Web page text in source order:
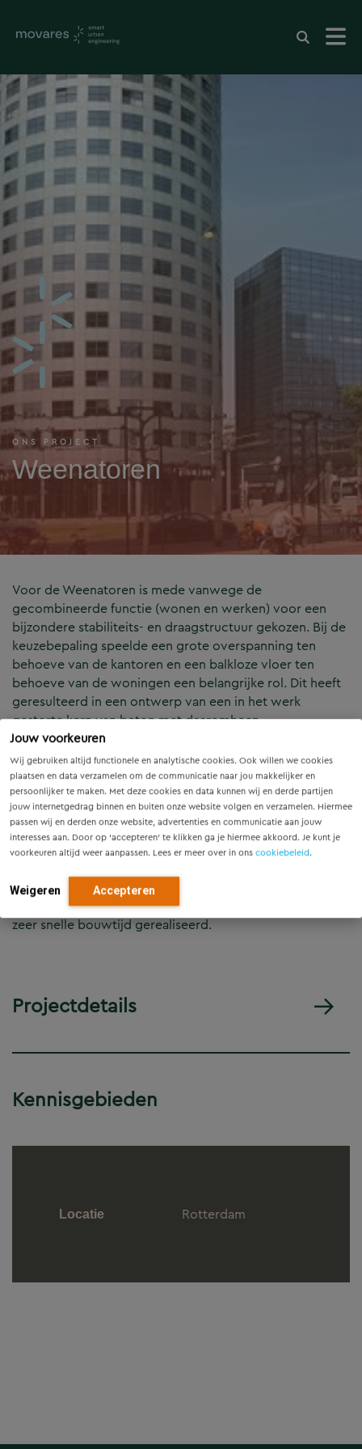
Jouw voorkeuren
Wij gebruiken altijd functionele en analytische cookies. Ook willen we cookies
plaatsen en data verzamelen om de communicatie naar jou makkelijker en
persoonlijker te maken. Met deze cookies en data kunnen wij en derde partijen
jouw internetgedrag binnen en buiten onze website volgen en verzamelen. Hiermee
passen wij en derden onze website, advertenties en communicatie aan jouw
interesses aan. Door op ‘accepteren’ te klikken ga je hiermee akkoord. Je kunt je
voorkeuren altijd weer aanpassen. Lees er meer over in ons cookiebeleid.
Weigeren Accepteren
ONS PROJECT
Weenatoren
Voor de Weenatoren is mede vanwege de
gecombineerde functie (wonen en werken) voor een
bijzondere stabiliteits- en draagstructuur gekozen. Bij de
keuzebepaling speelde een grote overspanning ten
behoeve van de kantoren en een balkloze vloer ten
behoeve van de woningen een belangrijke rol. Dit heeft
geresulteerd in een ontwerp van een in het werk
gestorte kern van beton met daaromheen
geprefabriceerde betonnen vloer- en gevelelementen.
Afgezien van de beide onderste bouwlagen, is de kern
aan de buitenzijde op elke verdieping voorzien van een
eveneens in het werk gestorte uitkragende vloerrand ter
breedte van 1,80 m. De ruimte tussen de kraag en de
dragende gevel is in één keer overspannen door prefab
vloerplaten met een volgens de radialen van de
toepassing van deze bouwmethode in combinatie met
het afmonteren van de gevel tijdens de ruwbouw is een
zeer snelle bouwtijd gerealiseerd.
Projectdetails
Kennisgebieden
Locatie Rotterdam